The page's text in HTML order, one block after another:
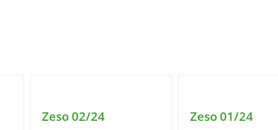
Zeso 02/24 Zeso 01/24